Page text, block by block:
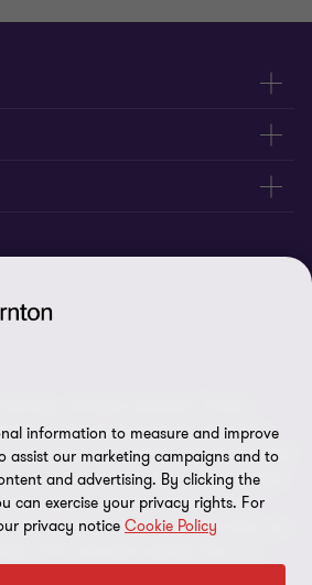
- All rights reserved. “Grant
under which the Grant Thornton
tax and advisory services to their
or more member firms, as the context
Norway is a member firm of Grant
(GTIL). GTIL and the member firms are
information to measure and improve
assist our marketing campaigns and to
and advertising. By clicking the
can exercise your privacy rights. For
privacy notice Cookie Policy